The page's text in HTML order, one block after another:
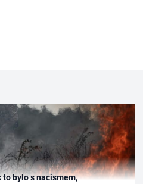
to bylo s nacismem,